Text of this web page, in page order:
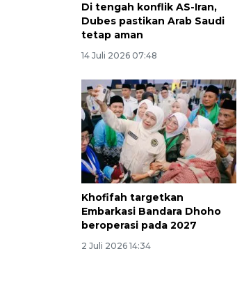
Di tengah konflik AS-Iran,
Dubes pastikan Arab Saudi
tetap aman
14 Juli 2026 07:48
Khofifah targetkan
Embarkasi Bandara Dhoho
beroperasi pada 2027
2 Juli 2026 14:34